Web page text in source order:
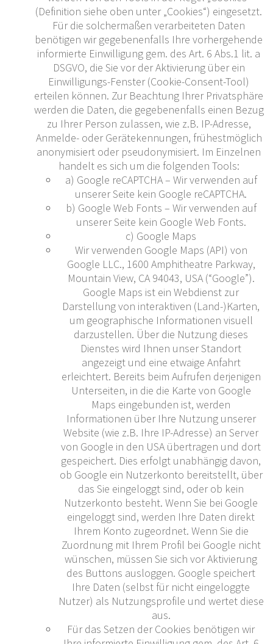
(Definition siehe oben unter „Cookies“) eingesetzt.
Für die solchermaßen verarbeiteten Daten
benötigen wir gegebenenfalls Ihre vorhergehende
informierte Einwilligung gem. des Art. 6 Abs.1 lit. a
DSGVO, die Sie vor der Aktivierung über ein
Einwilligungs-Fenster (Cookie-Consent-Tool)
erteilen können. Zur Beachtung Ihrer Privatsphäre
werden die Daten, die gegebenenfalls einen Bezug
zu Ihrer Person zulassen, wie z.B. IP-Adresse,
Anmelde- oder Gerätekennungen, frühestmöglich
anonymisiert oder pseudonymisiert. Im Einzelnen
handelt es sich um die folgenden Tools:
a) Google reCAPTCHA – Wir verwenden auf
unserer Seite kein Google reCAPTCHA.
b) Google Web Fonts – Wir verwenden auf
unserer Seite kein Google Web Fonts.
c) Google Maps
Wir verwenden Google Maps (API) von
Google LLC., 1600 Amphitheatre Parkway,
Mountain View, CA 94043, USA (“Google”).
Google Maps ist ein Webdienst zur
Darstellung von interaktiven (Land-)Karten,
um geographische Informationen visuell
darzustellen. Über die Nutzung dieses
Dienstes wird Ihnen unser Standort
angezeigt und eine etwaige Anfahrt
erleichtert. Bereits beim Aufrufen derjenigen
Unterseiten, in die die Karte von Google
Maps eingebunden ist, werden
Informationen über Ihre Nutzung unserer
Website (wie z.B. Ihre IP-Adresse) an Server
von Google in den USA übertragen und dort
gespeichert. Dies erfolgt unabhängig davon,
ob Google ein Nutzerkonto bereitstellt, über
das Sie eingeloggt sind, oder ob kein
Nutzerkonto besteht. Wenn Sie bei Google
eingeloggt sind, werden Ihre Daten direkt
Ihrem Konto zugeordnet. Wenn Sie die
Zuordnung mit Ihrem Profil bei Google nicht
wünschen, müssen Sie sich vor Aktivierung
des Buttons ausloggen. Google speichert
Ihre Daten (selbst für nicht eingeloggte
Nutzer) als Nutzungsprofile und wertet diese
aus.
Für das Setzen der Cookies benötigen wir